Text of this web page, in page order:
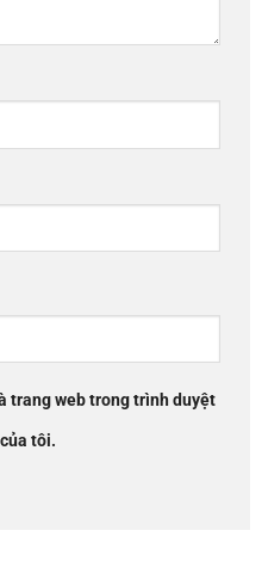
trang web trong trình duyệt
tôi.